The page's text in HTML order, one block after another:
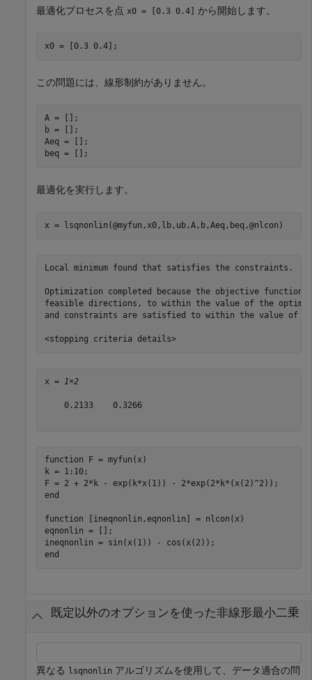
最適化プロセスを点 x0 = [0.3 0.4] から開始します。
x0 = [0.3 0.4];
この問題には、線形制約がありません。
A = [];
b = [];
Aeq = [];
beq = [];
最適化を実行します。
x = lsqnonlin(@myfun,x0,lb,ub,A,b,Aeq,beq,@nlcon)
Local minimum found that satisfies the constraints.
Optimization completed because the objective
feasible directions, to within the value of the
and constraints are satisfied to within the value of
<stopping criteria details>
x = 1×2
    0.2133    0.3266
function F = myfun(x)
k = 1:10;
end
function [ineqnonlin,eqnonlin] = nlcon(x)
eqnonlin = [];
end
既定以外のオプションを使った非線形最小二乗
異なる lsqnonlin アルゴリズムを使用して、データ適合の問